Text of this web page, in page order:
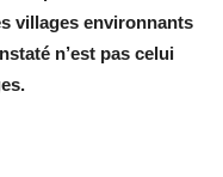
villages environnants
n’est pas celui